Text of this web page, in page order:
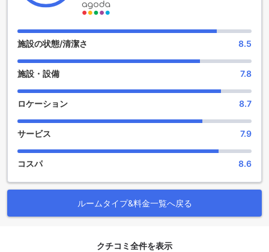
ゴールデン ネスト サービス アパートメントの便利な施設
ゴールデン ネスト サービス アパートメントでは、滞在中の快
適さを追求するために、さまざまな便利な施設を提供してい
食事を楽しむことができ、ゆったりとした時間を過ごせま
す。お好きな料理を選んで、リラックスしたひとときをお部
屋でお楽しみいただけます。
さらに、全客室には無料のWi-Fiが完備されており、公共エリ
利用や観光情報の検索に便利です。また、毎日のハウスキー
ピングサービスもあり、清潔で快適な空間を保つことができ
ます。ゴールデン ネスト サービス アパートメントは、充実し
た施設で皆様をお迎えし、思い出に残る滞在を提供します。
ゴールデン ネスト サービス アパートメントの交通施設
バンコクの中心に位置するゴールデン ネスト サービス アパー
り、車でのアクセスが非常にスムーズです。観光地やビジネ
施設の状態/清潔さ 8.5
施設・設備 7.8
ロケーション 8.7
サービス 7.9
コスパ 8.6
ルームタイプ&料金一覧へ戻る
クチコミ全件を表示